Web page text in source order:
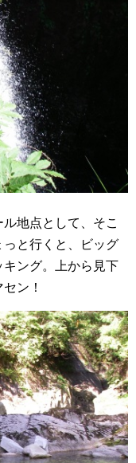
地点として、そこ
と行くと、ビッグ
ング。上から見下
ン！